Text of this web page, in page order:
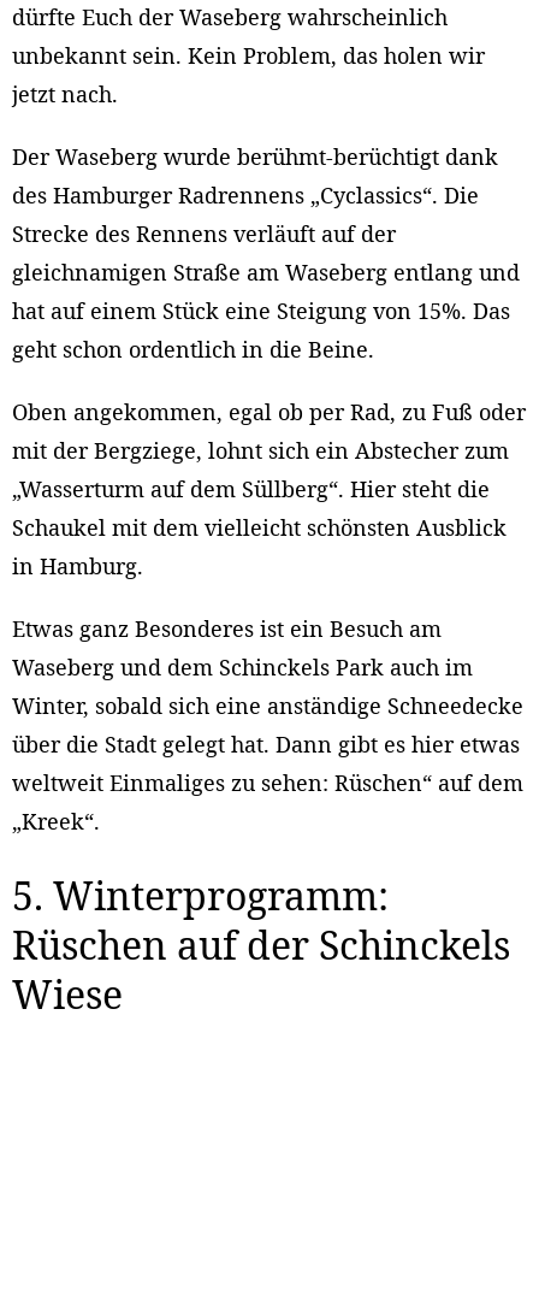
dürfte Euch der Waseberg wahrscheinlich
unbekannt sein. Kein Problem, das holen wir
jetzt nach.
Der Waseberg wurde berühmt-berüchtigt dank
des Hamburger Radrennens „Cyclassics“. Die
Strecke des Rennens verläuft auf der
gleichnamigen Straße am Waseberg entlang und
hat auf einem Stück eine Steigung von 15%. Das
geht schon ordentlich in die Beine.
Oben angekommen, egal ob per Rad, zu Fuß oder
mit der Bergziege, lohnt sich ein Abstecher zum
„Wasserturm auf dem Süllberg“. Hier steht die
Schaukel mit dem vielleicht schönsten Ausblick
in Hamburg.
Etwas ganz Besonderes ist ein Besuch am
Waseberg und dem Schinckels Park auch im
Winter, sobald sich eine anständige Schneedecke
über die Stadt gelegt hat. Dann gibt es hier etwas
weltweit Einmaliges zu sehen: Rüschen“ auf dem
„Kreek“.
5. Winterprogramm:
Rüschen auf der Schinckels
Wiese